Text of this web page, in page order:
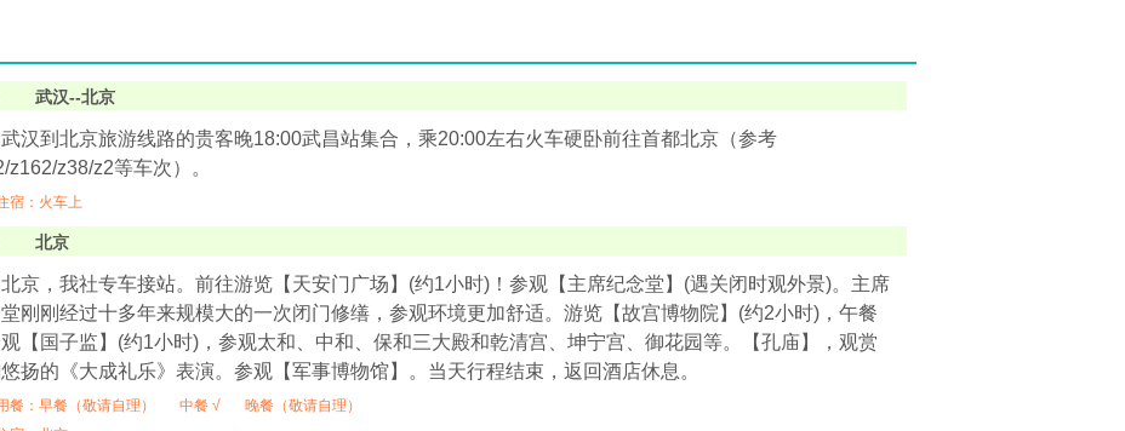
武汉--北京
汉到北京旅游线路的贵客晚18:00武昌站集合，乘20:00左右火车硬卧前往首都北京（参考
z162/z38/z2等车次）。
宿：火车上
北京
京，我社专车接站。前往游览【天安门广场】(约1小时)！参观【主席纪念堂】(遇关闭时观外景)。主席
刚刚经过十多年来规模大的一次闭门修缮，参观环境更加舒适。游览【故宫博物院】(约2小时)，午餐
【国子监】(约1小时)，参观太和、中和、保和三大殿和乾清宫、坤宁宫、御花园等。【孔庙】，观赏
扬的《大成礼乐》表演。参观【军事博物馆】。当天行程结束，返回酒店休息。
餐： 早餐（敬请自理） 中餐 √
晚餐（敬请自理）